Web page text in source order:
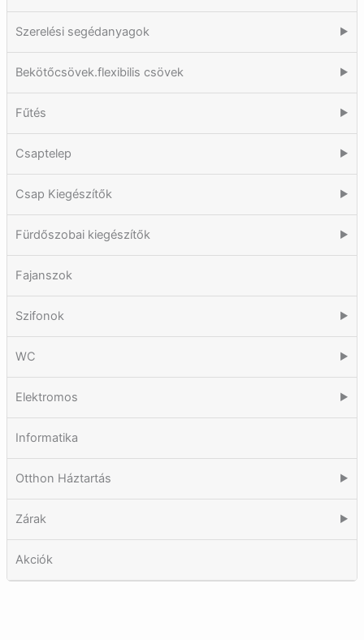
Szerelési segédanyagok ▶
Bekötőcsövek.flexibilis csövek ▶
Fűtés ▶
Csaptelep ▶
Csap Kiegészítők ▶
Fürdőszobai kiegészítők ▶
Fajanszok
Szifonok ▶
WC ▶
Elektromos ▶
Informatika
Otthon Háztartás ▶
Zárak ▶
Akciók